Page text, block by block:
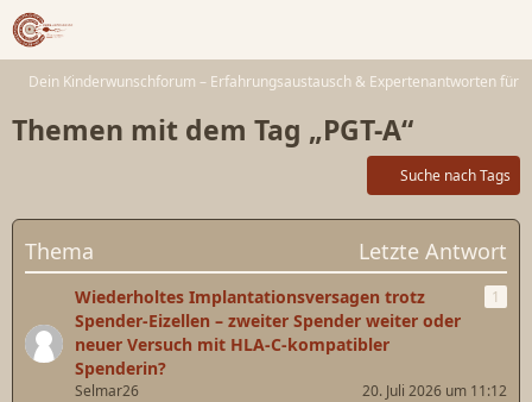
Dein Kinderwunschforum – Erfahrungsaustausch & Expertenantworten für
Themen mit dem Tag „PGT-A“
Suche nach Tags
Thema Letzte Antwort
Wiederholtes Implantationsversagen trotz
Spender-Eizellen – zweiter Spender weiter oder
neuer Versuch mit HLA-C-kompatibler
Spenderin?
1
Selmar26 20. Juli 2026 um 11:12